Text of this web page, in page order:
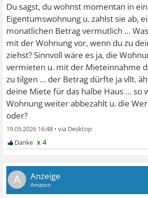
Du sagst, du wohnst momentan in
Eigentumswohnung u. zahlst sie ab,
monatlichen Betrag vermutlich …
mit der Wohnung vor, wenn du zu
ziehst? Sinnvoll wäre es ja, die
vermieten u. mit der Mieteinnahme
zu tilgen … der Betrag dürfte ja vllt.
deine Miete für das halbe Haus … so
Wohnung weiter abbezahlt u. die
oder?
19.05.2026 16:48 •
x 4
A